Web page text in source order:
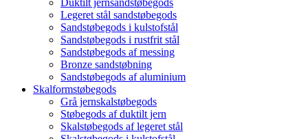
Duktilt jernsandstøbegods
Legeret stål sandstøbegods
Sandstøbegods i kulstofstål
Sandstøbegods i rustfrit stål
Sandstøbegods af messing
Bronze sandstøbning
Sandstøbegods af aluminium
Skalformstøbegods
Grå jernskalstøbegods
Støbegods af duktilt jern
Skalstøbegods af legeret stål